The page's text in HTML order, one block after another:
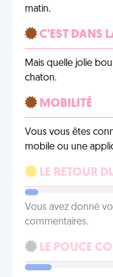
matin.
C'EST DANS
Mais quelle jolie
chaton.
MOBILITÉ
Vous vous êtes
mobile ou une
LE RETOUR
Vous avez donné
commentaires.
LE POUCE